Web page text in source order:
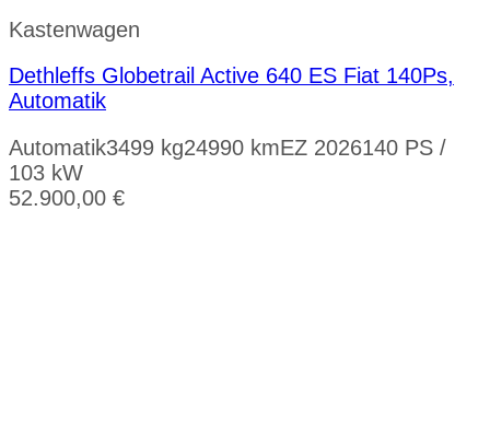
Kastenwagen
Dethleffs Globetrail Active 640 ES Fiat 140Ps,
Automatik
Automatik3499 kg24990 kmEZ 2026140 PS /
103 kW
52.900,00 €